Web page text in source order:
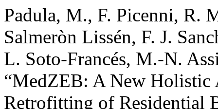
Padula, M., F. Picenni, R.
Salmeròn Lissén, F. J.
L. Soto-Francés, M.-N.
“MedZEB: A New Holistic
Retrofitting of Residential